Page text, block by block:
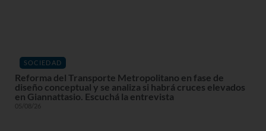
SOCIEDAD
Reforma del Transporte Metropolitano en fase de
diseño conceptual y se analiza si habrá cruces elevados
en Giannattasio. Escuchá la entrevista
05/08/26